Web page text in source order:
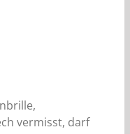
vermisst, darf